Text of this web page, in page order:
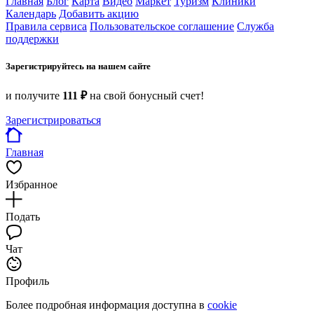
Календарь Добавить акцию
Правила сервиса Пользовательское соглашение Служба
поддержки
Зарегистрируйтесь на нашем сайте
и получите 111 ₽на свой бонусный счет!
Зарегистрироваться
Главная
Избранное
Подать
Чат
Профиль
Более подробная информация доступна в cookie